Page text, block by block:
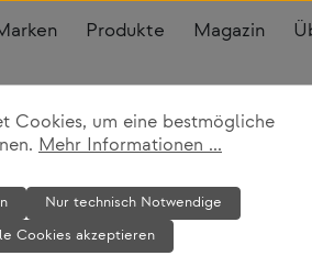
Produkte Magazin
Sitzkissen
Cookies, um eine bestmögliche
Mehr Informationen ...
Nur technisch Notwendige
Cookies akzeptieren